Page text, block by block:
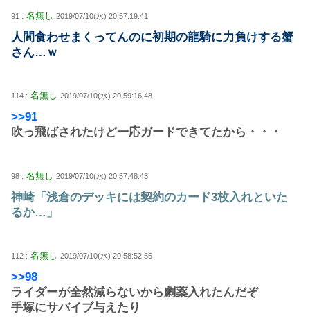
91 : 名無し 2019/07/10(水) 20:57:19.41
人間食わせまくってんのに初期の龍騎に力負けする蟹
さん…ｗ
114 : 名無し 2019/07/10(水) 20:59:16.48
>>91
吹っ飛ばされたけど一応ガードできてたから・・・
98 : 名無し 2019/07/10(水) 20:57:48.43
神崎「浅倉のデッキには契約のカード3枚入れといた
るか…」
112 : 名無し 2019/07/10(水) 20:58:52.55
>>98
ライダーが全然減らないから劇薬入れたんだぞ
手塚にサバイブ与えたり